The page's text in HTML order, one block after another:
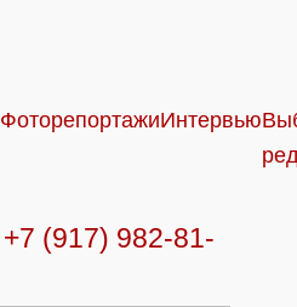
ФоторепортажиИнтервью
+7 (917) 982-81-